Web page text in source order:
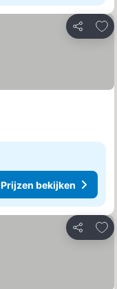
Delen
Prijzen bekijken
Delen